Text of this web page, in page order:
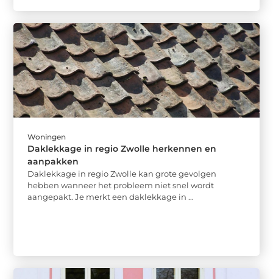
Woningen
Daklekkage in regio Zwolle herkennen en
aanpakken
Daklekkage in regio Zwolle kan grote gevolgen
hebben wanneer het probleem niet snel wordt
aangepakt. Je merkt een daklekkage in ...